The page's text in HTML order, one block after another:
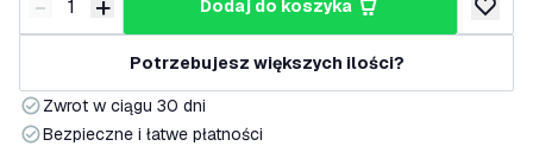
Zmniejsz ilośćZwiększ ilośćdodaj do koszyka
dodaj
Potrzebujesz większych ilości?
Zwrot w ciągu 30 dni
Bezpieczne i łatwe płatności